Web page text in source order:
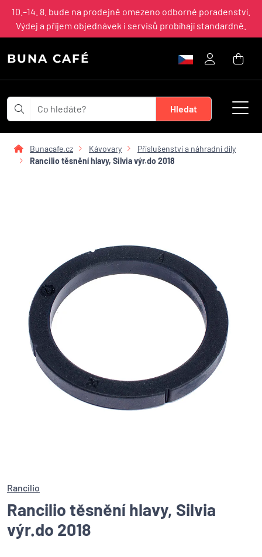
10.–14. 8. bude na prodejně omezeno odborné poradenství.
Výdej a příjem objednávek i servisů probíhají standardně.
BUNA CAFÉ
Bunacafe.cz Kávovary
Příslušenství a náhradní díly
Rancilio těsnění hlavy, Silvia výr.do 2018
Rancilio
Rancilio těsnění hlavy, Silvia
výr.do 2018